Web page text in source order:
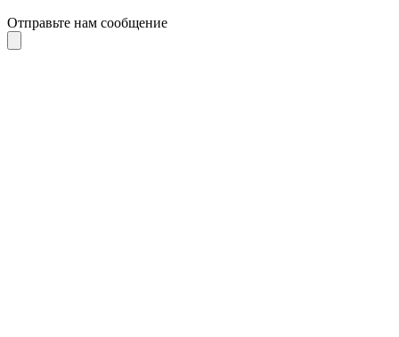
Отправьте нам сообщение